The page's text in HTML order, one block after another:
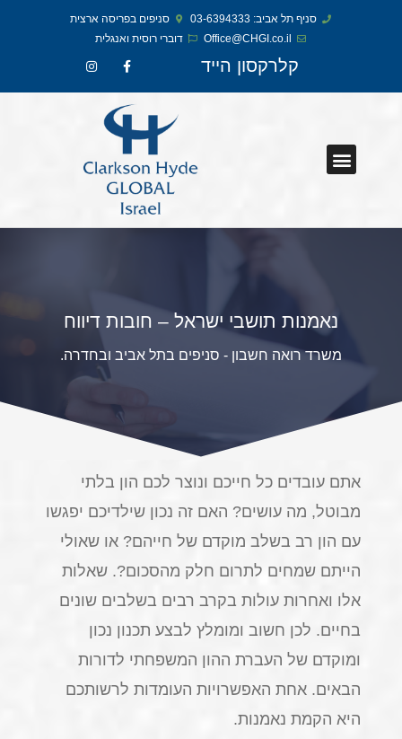
סניף תל אביב: 03-6394333
סניפים בפריסה ארצית
Office@CHGI.co.il
דוברי רוסית ואנגלית​
קלרקסון הייד
נאמנות תושבי ישראל – חובות דיווח
משרד רואה חשבון - סניפים בתל אביב ובחדרה.
אתם עובדים כל חייכם ונוצר לכם הון בלתי
מבוטל, מה עושים? האם זה נכון שילדיכם יפגשו
עם הון רב בשלב מוקדם של חייהם? או שאולי
הייתם שמחים לתרום חלק מהסכום?. שאלות
אלו ואחרות עולות בקרב רבים בשלבים שונים
בחיים. לכן חשוב ומומלץ לבצע תכנון נכון
ומוקדם של העברת ההון המשפחתי לדורות
הבאים. אחת האפשרויות העומדות לרשותכם
היא הקמת נאמנות.